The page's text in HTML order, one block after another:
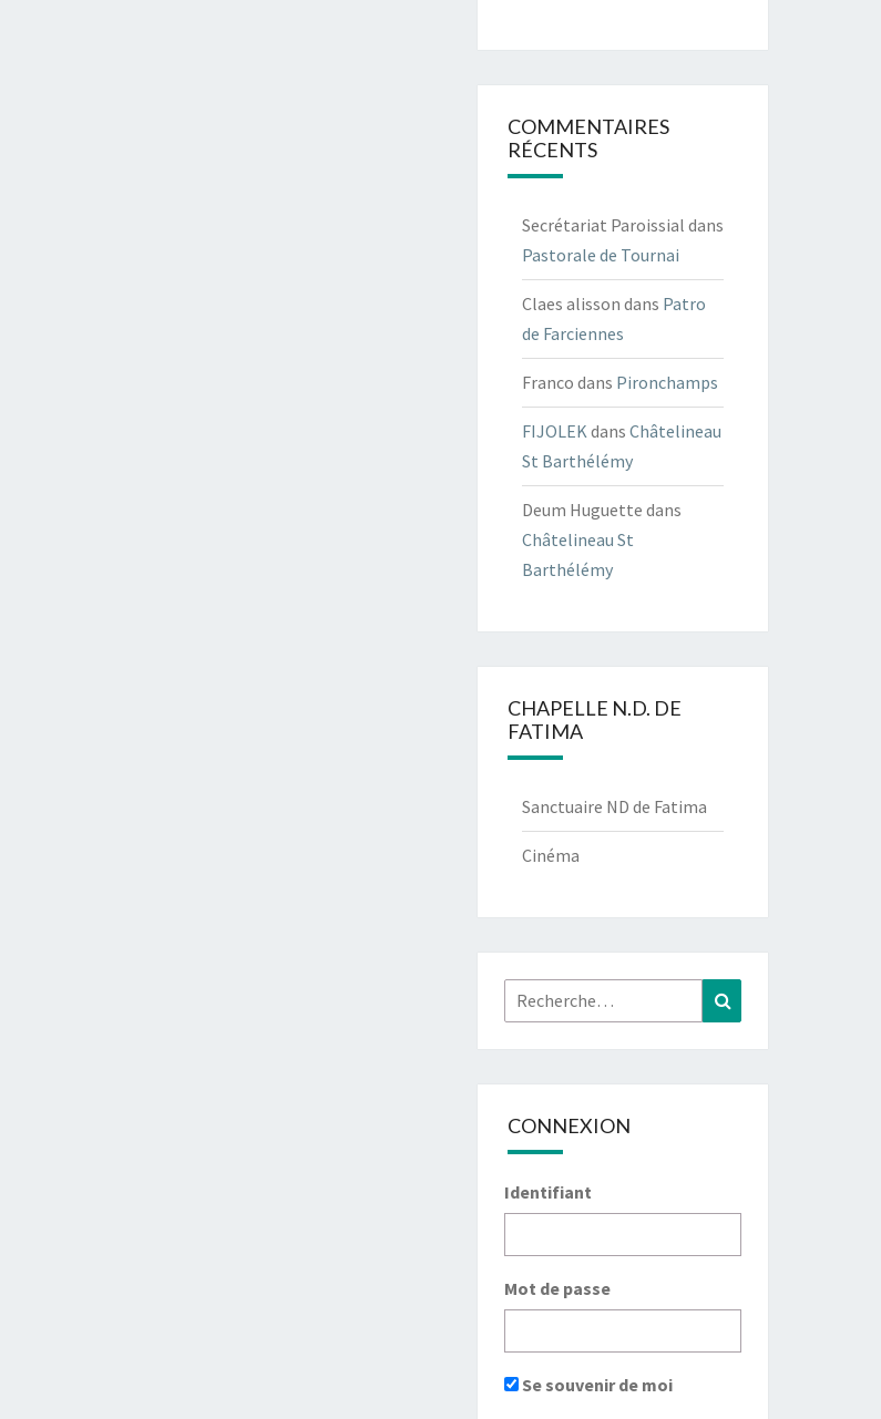
COMMENTAIRES
RÉCENTS
Secrétariat Paroissial dans
Pastorale de Tournai
Claes alisson dans Patro
de Farciennes
Franco dans Pironchamps
FIJOLEK dans Châtelineau
St Barthélémy
Deum Huguette dans
Châtelineau St
Barthélémy
CHAPELLE N.D. DE
FATIMA
Sanctuaire ND de Fatima
Cinéma
Rechercher :
CONNEXION
Identifiant
Mot de passe
Se souvenir de moi